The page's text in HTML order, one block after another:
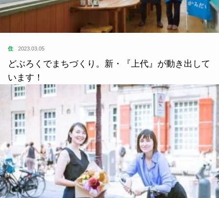
住 2023.03.05
どぶろくでまちづくり。新・『上代』が動き出して
います！